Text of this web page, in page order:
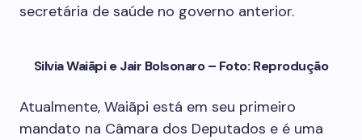
secretária de saúde no governo anterior.
Silvia Waiãpi e Jair Bolsonaro – Foto: Reprodução
Atualmente, Waiãpi está em seu primeiro
mandato na Câmara dos Deputados e é uma